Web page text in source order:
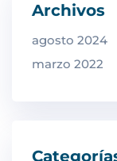
Archivos
agosto 2024
marzo 2022